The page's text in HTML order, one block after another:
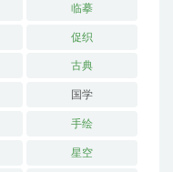
临摹
促织
古典
国学
手绘
星空